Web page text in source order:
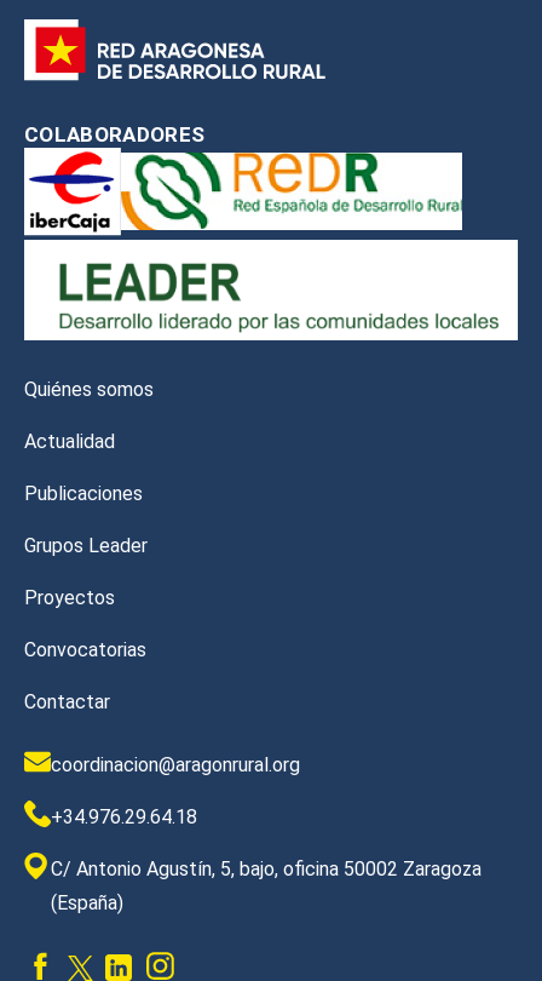
COLABORADORES
Quiénes somos
Actualidad
Publicaciones
Grupos Leader
Proyectos
Convocatorias
Contactar
coordinacion@aragonrural.org
+34.976.29.64.18
C/ Antonio Agustín, 5, bajo, oficina 50002 Zaragoza
(España)